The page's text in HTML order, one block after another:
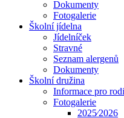
Dokumenty
Fotogalerie
Školní jídelna
Jídelníček
Stravné
Seznam alergenů
Dokumenty
Školní družina
Informace pro
Fotogalerie
2025⁄2026